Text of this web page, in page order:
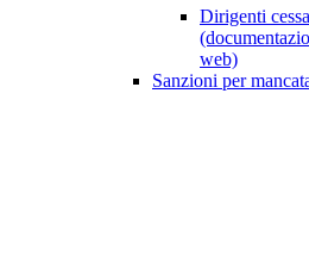
Dirigenti
web)
Sanzioni per